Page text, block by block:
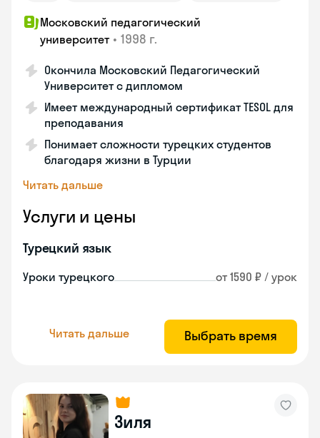
Московский педагогический
университет • 1998 г.
Окончила Московский Педагогический
Университет с дипломом
Имеет международный сертификат TESOL для
преподавания
Понимает сложности турецких студентов
благодаря жизни в Турции
Читать дальше
Услуги и цены
Турецкий язык
Уроки турецкого от 1590 ₽ / урок
Читать дальше Выбрать время
Зиля